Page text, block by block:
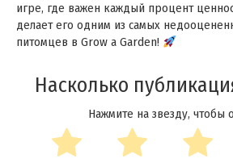
игре, где важен каждый процент
делает его одним из самых
питомцев в Grow a Garden!
Насколько
Нажмите на звезду, чтобы